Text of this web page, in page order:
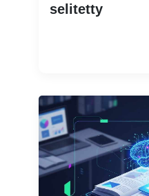
selitetty